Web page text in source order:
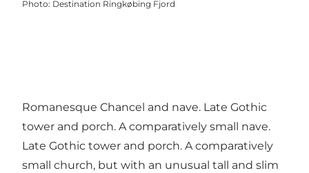
Photo: Destination Ringkøbing Fjord
Romanesque Chancel and nave. Late Gothic
tower and porch. A comparatively small nave.
Late Gothic tower and porch. A comparatively
small church, but with an unusual tall and slim